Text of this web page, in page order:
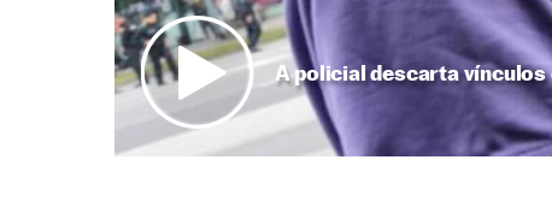
A policial descarta vínculos